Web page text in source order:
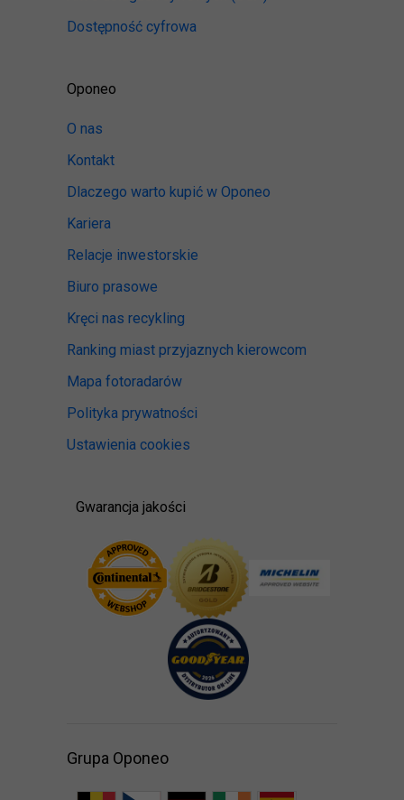
Dostępność cyfrowa
Oponeo
O nas
Kontakt
Dlaczego warto kupić w Oponeo
Kariera
Relacje inwestorskie
Biuro prasowe
Kręci nas recykling
Ranking miast przyjaznych kierowcom
Mapa fotoradarów
Polityka prywatności
Ustawienia cookies
Gwarancja jakości
Grupa Oponeo